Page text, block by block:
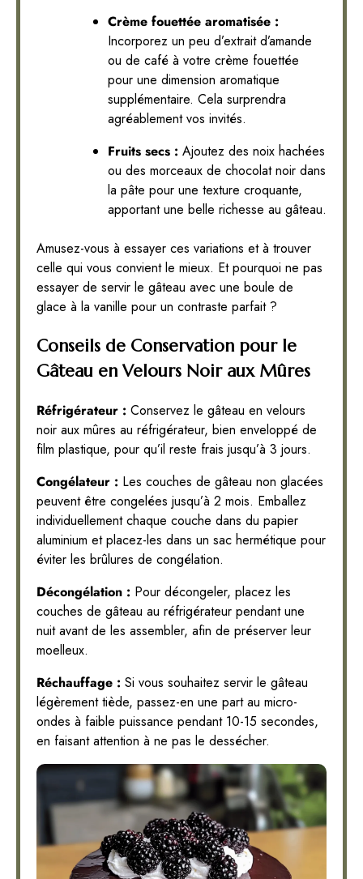
Crème fouettée aromatisée :
Incorporez un peu d’extrait d’amande
ou de café à votre crème fouettée
pour une dimension aromatique
supplémentaire. Cela surprendra
agréablement vos invités.
Fruits secs : Ajoutez des noix hachées
ou des morceaux de chocolat noir dans
la pâte pour une texture croquante,
apportant une belle richesse au gâteau.
Amusez-vous à essayer ces variations et à trouver
celle qui vous convient le mieux. Et pourquoi ne pas
essayer de servir le gâteau avec une boule de
glace à la vanille pour un contraste parfait ?
Conseils de Conservation pour le
Gâteau en Velours Noir aux Mûres
Réfrigérateur : Conservez le gâteau en velours
noir aux mûres au réfrigérateur, bien enveloppé de
film plastique, pour qu’il reste frais jusqu’à 3 jours.
Congélateur : Les couches de gâteau non glacées
peuvent être congelées jusqu’à 2 mois. Emballez
individuellement chaque couche dans du papier
aluminium et placez-les dans un sac hermétique pour
éviter les brûlures de congélation.
Décongélation : Pour décongeler, placez les
couches de gâteau au réfrigérateur pendant une
nuit avant de les assembler, afin de préserver leur
moelleux.
Réchauffage : Si vous souhaitez servir le gâteau
légèrement tiède, passez-en une part au micro-
ondes à faible puissance pendant 10-15 secondes,
en faisant attention à ne pas le dessécher.